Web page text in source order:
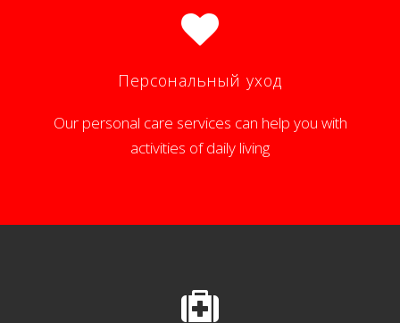
Персональный уход
Our personal care services can help you with
activities of daily living